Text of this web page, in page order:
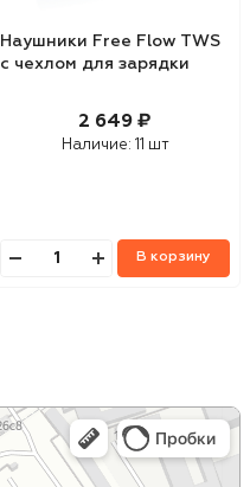
Наушники Free Flow TWS
с чехлом для зарядки
2 649 ₽
Наличие: 11 шт
В корзину